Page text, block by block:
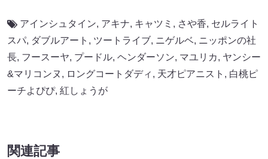
アインシュタイン, アキナ, キャツミ , さや香, セルライト
スパ, ダブルアート , ツートライブ, ニゲルベ, ニッポンの社
長, フースーヤ, プードル, ヘンダーソン, マユリカ, ヤンシー
&マリコンヌ , ロングコートダディ , 天才ピアニスト , 白桃ピ
ーチよぴぴ, 紅しょうが
関連記事